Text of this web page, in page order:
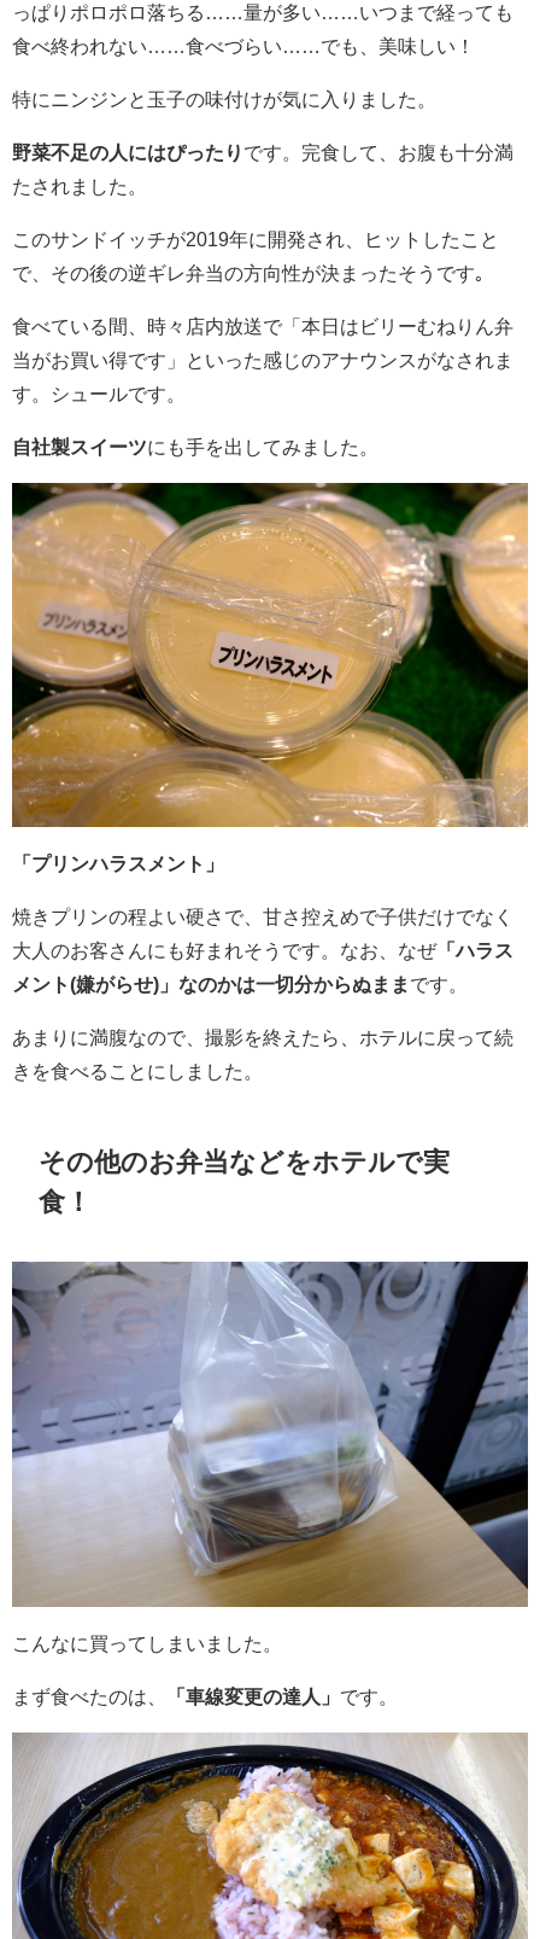
っぱりポロポロ落ちる……量が多い……いつまで経っても
食べ終われない……食べづらい……でも、美味しい！
特にニンジンと玉子の味付けが気に入りました。
野菜不足の人にはぴったり です。完食して、お腹も十分満
たされました。
このサンドイッチが2019年に開発され、ヒットしたこと
で、その後の逆ギレ弁当の方向性が決まったそうです｡
食べている間、時々店内放送で「本日はビリーむねりん弁
当がお買い得です」といった感じのアナウンスがなされま
す。シュールです。
自社製スイーツにも手を出してみました。
「プリンハラスメント」
焼きプリンの程よい硬さで、甘さ控えめで子供だけでなく
大人のお客さんにも好まれそうです。なお、なぜ「ハラス
メント(嫌がらせ)」なのかは一切分からぬまま です。
あまりに満腹なので、撮影を終えたら、ホテルに戻って続
きを食べることにしました。
その他のお弁当などをホテルで実
食！
こんなに買ってしまいました。
まず食べたのは、 「車線変更の達人」 です。